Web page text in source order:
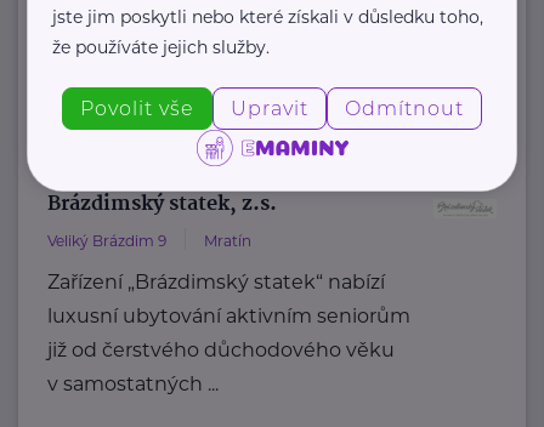
onkologicky nemocným a ...
+420 739 001 123
praha@amelie-zs.cz
Brázdimský statek, z.s.
Veliký Brázdim 9 Mratín
Zařízení „Brázdimský statek“ nabízí
luxusní ubytování aktivním seniorům
již od čerstvého důchodového věku
v samostatných ...
jste jim poskytli nebo které získali v důsledku toho,
že používáte jejich služby.
Povolit vše Upravit Odmítnout